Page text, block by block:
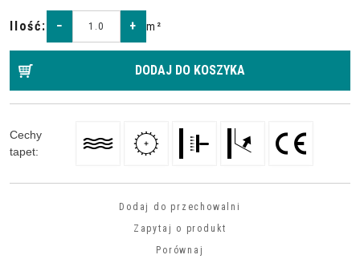
Ilość: − + m²
DODAJ DO KOSZYKA
Cechy
tapet:
Dodaj do przechowalni
Zapytaj o produkt
Porównaj